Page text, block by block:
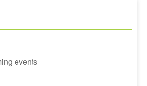
events